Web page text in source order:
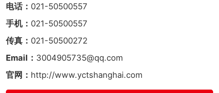
电话： 021-50500557
手机： 021-50500557
传真： 021-50500272
Email： 3004905735@qq.com
官网： http://www.yctshanghai.com